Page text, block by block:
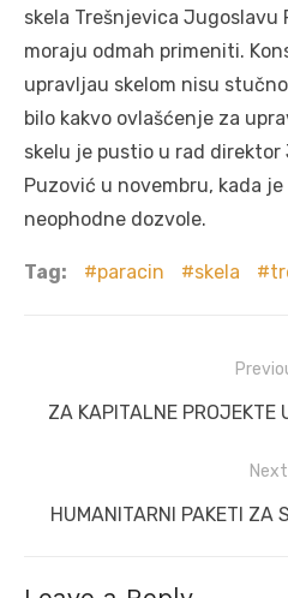
skela Trešnjevica Jugoslavu
moraju odmah primeniti.
upravljau skelom nisu
bilo kakvo ovlašćenje za
skelu je pustio u rad direktor
Puzović u novembru, kada
neophodne dozvole.
Tag: paracin skela
navigation
Previous
ZA KAPITALNE
Next
Next
HUMANITARNI PAKETI ZA